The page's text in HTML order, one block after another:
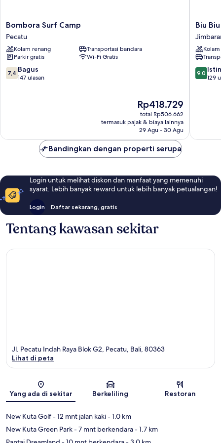
Bombora
Surf
Camp
Pecatu
Bombora Surf Camp
Pecatu
Kolam renang
Transportasi bandara
Parkir gratis
Wi-Fi Gratis
7.4
dari
7,4 Bagus
147 ulasan
Harga
sekarang
Rp418.729
Rp418.729
total Rp506.662
termasuk pajak & biaya lainnya
29 Agu - 30 Agu
Biu
Biu
Resort
Bali
Biu
9.0
dari
9,0
129
Bandingkan dengan properti serupa
Login untuk melihat diskon dan manfaat yang memenuhi
syarat. Lebih banyak reward untuk lebih banyak petualangan!
Login Daftar sekarang, gratis
Tentang kawasan sekitar
Peta
Jl. Pecatu Indah Raya Blok G2, Pecatu, Bali, 80363
Lihat di peta
Yang ada di sekitar Berkeliling Restoran
New Kuta Golf- 12 mnt jalan kaki- 1.0 km
New Kuta Green Park- 7 mnt berkendara- 1.7 km